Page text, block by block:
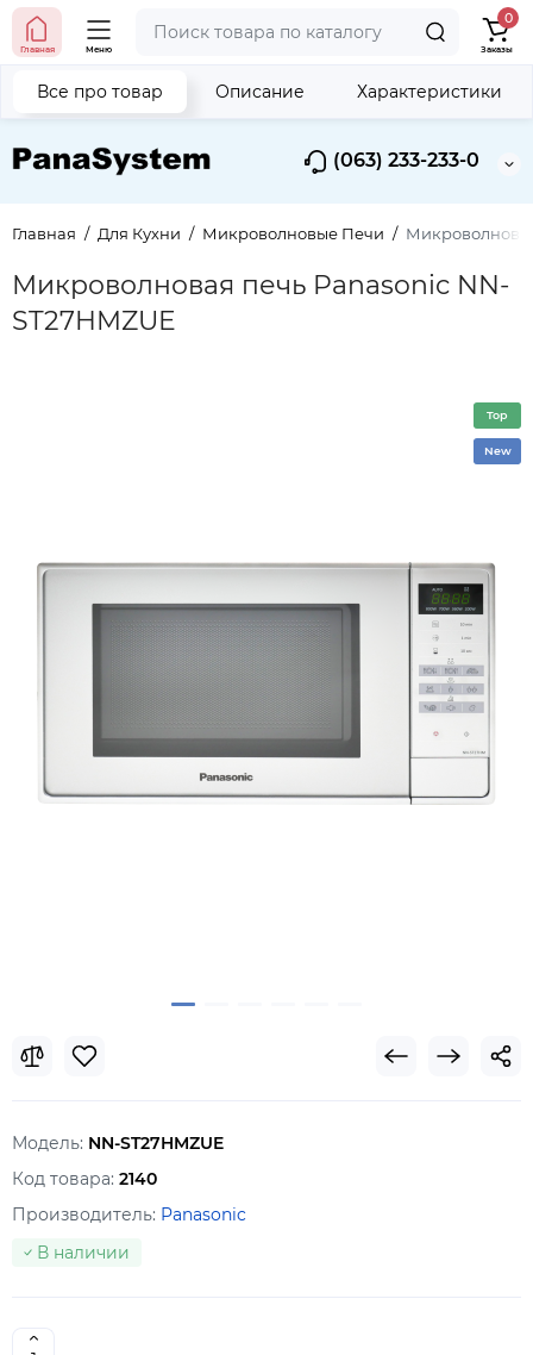
(063) 233-233-0
Главная Меню
0
Заказы
Главная Для Кухни Микроволновые Печи
Микроволновая печь Panasonic NN-
ST27HMZUE
Все про товар Описание Характеристики
Top
New
Модель: NN-ST27HMZUE
Код товара: 2140
Производитель: Panasonic
В наличии